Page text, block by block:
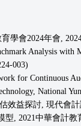
會2024年會,
Analysis
003)
for Continuous
National
益探討, 現代會
, 2021中華會計